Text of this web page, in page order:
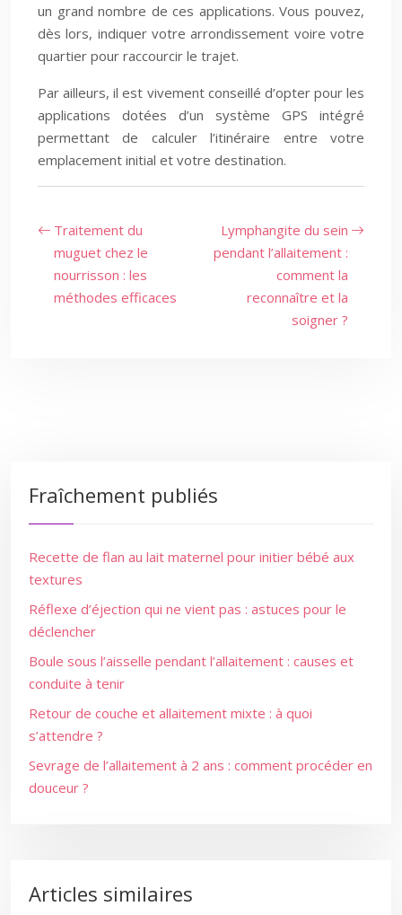
un grand nombre de ces applications. Vous pouvez,
dès lors, indiquer votre arrondissement voire votre
quartier pour raccourcir le trajet.
Par ailleurs, il est vivement conseillé d’opter pour les
applications dotées d’un système GPS intégré
permettant de calculer l’itinéraire entre votre
emplacement initial et votre destination.
Traitement du
muguet chez le
nourrisson : les
méthodes efficaces
Lymphangite du sein
pendant l’allaitement :
comment la
reconnaître et la
soigner ?
Fraîchement publiés
Recette de flan au lait maternel pour initier bébé aux
textures
Réflexe d’éjection qui ne vient pas : astuces pour le
déclencher
Boule sous l’aisselle pendant l’allaitement : causes et
conduite à tenir
Retour de couche et allaitement mixte : à quoi
s’attendre ?
Sevrage de l’allaitement à 2 ans : comment procéder en
douceur ?
Articles similaires